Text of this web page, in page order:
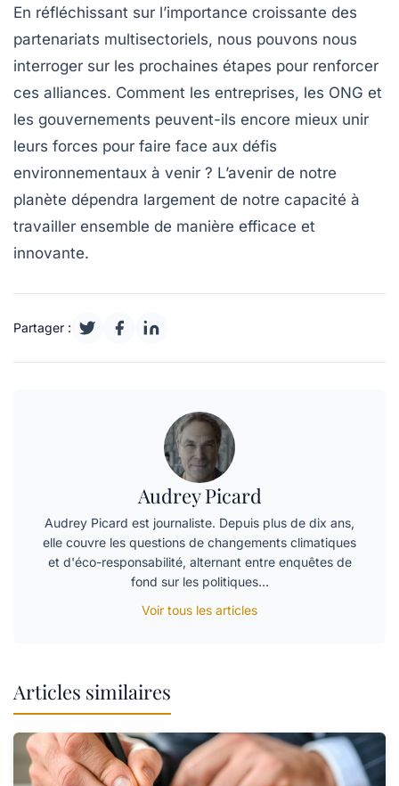
En réfléchissant sur l’importance croissante des
partenariats multisectoriels, nous pouvons nous
interroger sur les prochaines étapes pour renforcer
ces alliances. Comment les entreprises, les ONG et
les gouvernements peuvent-ils encore mieux unir
leurs forces pour faire face aux défis
environnementaux à venir ? L’avenir de notre
planète dépendra largement de notre capacité à
travailler ensemble de manière efficace et
innovante.
Partager :
Audrey Picard
Audrey Picard est journaliste. Depuis plus de dix ans,
elle couvre les questions de changements climatiques
et d'éco-responsabilité, alternant entre enquêtes de
fond sur les politiques…
Voir tous les articles
Articles similaires